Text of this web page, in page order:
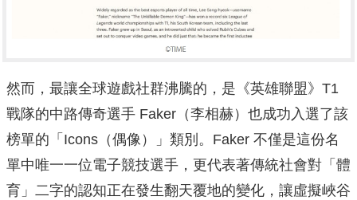
然而，最讓全球遊戲社群沸騰的，是《英雄聯盟》T1
戰隊的中路傳奇選手 Faker（李相赫）也成功入選了該
榜單的「Icons（偶像）」類別。Faker 不僅是這份名
單中唯一一位電子競技選手，更代表著傳統社會對「體
育」二字的認知正在發生翻天覆地的變化，讓虛擬峽谷